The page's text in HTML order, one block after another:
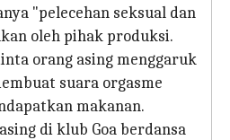
"pelecehan seksual dan
oleh pihak produksi.
orang asing menggaruk
suara orgasme
makanan.
di klub Goa berdansa